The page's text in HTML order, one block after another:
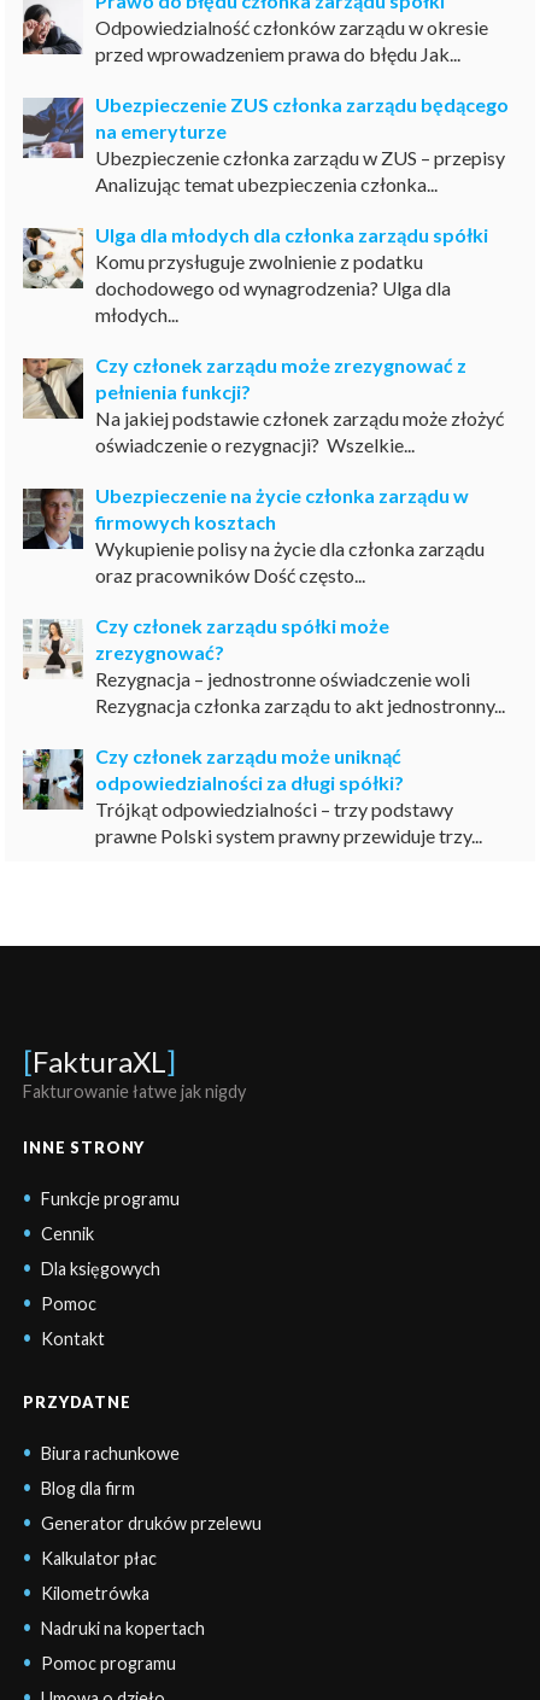
Odpowiedzialność członków zarządu w okresie
przed wprowadzeniem prawa do błędu Jak...
Ubezpieczenie ZUS członka zarządu będącego
na emeryturze
Ubezpieczenie członka zarządu w ZUS – przepisy
Analizując temat ubezpieczenia członka...
Ulga dla młodych dla członka zarządu spółki
Komu przysługuje zwolnienie z podatku
dochodowego od wynagrodzenia? Ulga dla
młodych...
Czy członek zarządu może zrezygnować z
pełnienia funkcji?
Na jakiej podstawie członek zarządu może złożyć
oświadczenie o rezygnacji? Wszelkie...
Ubezpieczenie na życie członka zarządu w
firmowych kosztach
Wykupienie polisy na życie dla członka zarządu
oraz pracowników Dość często...
Czy członek zarządu spółki może
zrezygnować?
Rezygnacja – jednostronne oświadczenie woli
Rezygnacja członka zarządu to akt jednostronny...
Czy członek zarządu może uniknąć
odpowiedzialności za długi spółki?
Trójkąt odpowiedzialności – trzy podstawy
prawne Polski system prawny przewiduje trzy...
[FakturaXL]
Fakturowanie łatwe jak nigdy
INNE STRONY
Funkcje programu
Cennik
Dla księgowych
Pomoc
Kontakt
PRZYDATNE
Biura rachunkowe
Blog dla firm
Generator druków przelewu
Kalkulator płac
Kilometrówka
Nadruki na kopertach
Pomoc programu